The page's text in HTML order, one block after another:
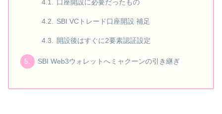
口座開設に必要だったもの
SBI VCトレード口座開設 補足
開設後はすぐに2要素認証設定
SBI Web3ウォレットへミャクーンの引き継ぎ